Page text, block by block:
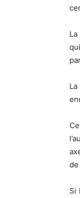
de
Si